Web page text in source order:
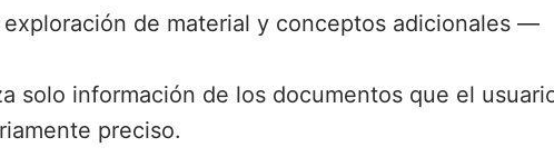
exploración de material y conceptos adicionales —
solo información de los documentos que el
preciso.